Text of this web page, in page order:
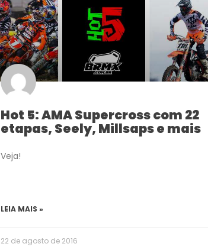
Hot 5: AMA Supercross com 22
etapas, Seely, Millsaps e mais
Veja!
LEIA MAIS »
22 de agosto de 2016